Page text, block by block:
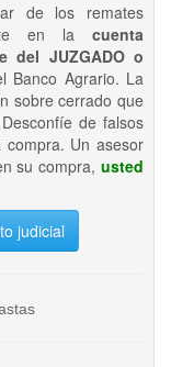
de los remates
en la cuenta
del JUZGADO o
Banco Agrario. La
sobre cerrado que
de falsos
Un asesor
su compra, usted
judicial